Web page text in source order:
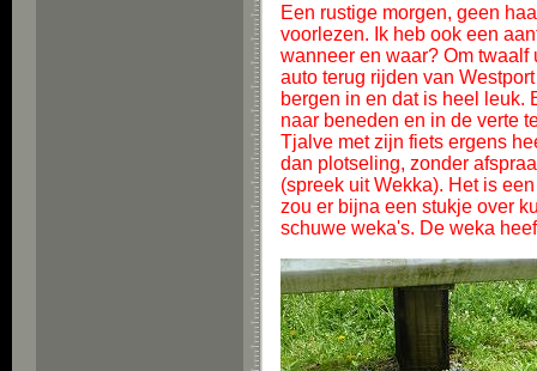
Een rustige morgen, geen
voorlezen. Ik heb ook een
wanneer en waar? Om
auto terug rijden van
bergen in en dat is heel leuk.
naar beneden en in de verte
Tjalve met zijn fiets ergens
dan plotseling, zonder
(spreek uit Wekka). Het is
zou er bijna een stukje over
schuwe weka's. De weka